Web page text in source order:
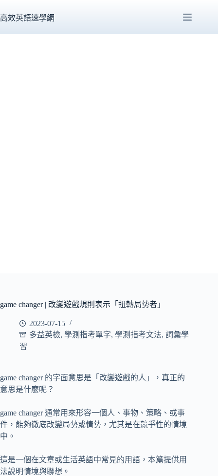
至
高效英語速學網
game changer | 改變遊戲規則表示「扭轉局勢者」
2023-07-15
多益英檢, 學測指考單字, 學測指考文法, 詞彙學
習
game changer 的字面意思是「改變遊戲的人」，真正的
意思是什麼呢？
game changer 通常用來形容一個人、事物、策略、或事
件，能夠徹底改變局勢或情勢，尤其是在競爭性的情境
中。
這是一個在文章或生活英語中常見的用語，本篇提供用
法說明情境與聯想。